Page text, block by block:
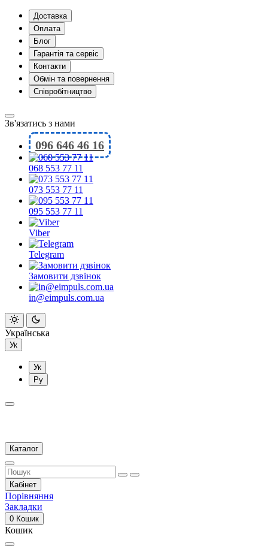
Доставка
Оплата
Блог
Гарантія та сервіс
Контакти
Обмін та повернення
Співробітництво
Зв'язатись з нами
096 646 46 16
068 553 77 11
073 553 77 11
095 553 77 11
Viber
Telegram
Замовити дзвінок
in@eimpuls.com.ua
Українська
Ук
Ук
Ру
Каталог
Кабінет
Порівняння
Закладки
0 Кошик
Кошик